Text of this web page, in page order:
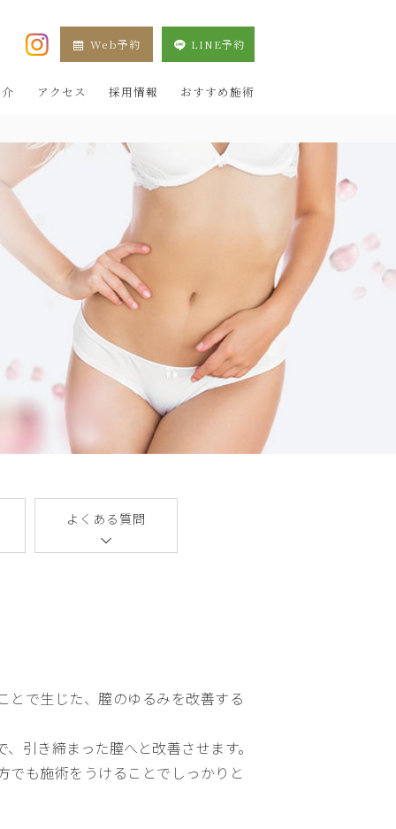
LUXE 新宿院（目黒祐天寺・羽村） OZAKI CLINIC
Web予約 LINE予約
アクセス 採用情報 おすすめ施術
よくある質問
とで生じた、膣のゆるみを改善する
引き締まった膣へと改善させます。
でも施術をうけることでしっかりと